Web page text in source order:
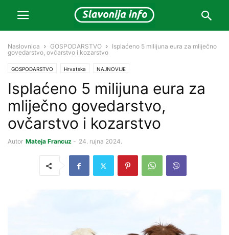
Naslovnica GOSPODARSTVO
Isplaćeno 5 milijuna eura za mliječno
govedarstvo, ovčarstvo i kozarstvo
GOSPODARSTVO Hrvatska NAJNOVIJE
Isplaćeno 5 milijuna eura za
mliječno govedarstvo,
ovčarstvo i kozarstvo
Autor Mateja Francuz - 24. rujna 2024.